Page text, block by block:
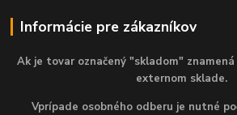
Informácie pre zákazníkov
Ak je tovar označený "skladom"
externom sklade.
Vprípade osobného odberu je nutné